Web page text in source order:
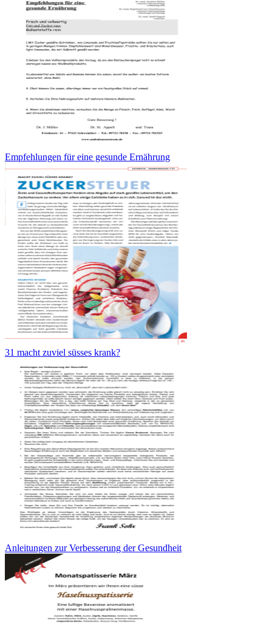
Empfehlungen für eine gesunde Ernährung
31 macht zuviel süsses krank?
Anleitungen zur Verbesserung der Gesundheit